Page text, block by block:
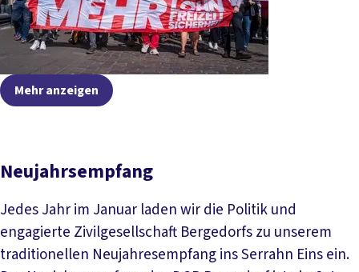
Mehr anzeigen
Neujahrsempfang
Jedes Jahr im Januar laden wir die Politik und
engagierte Zivilgesellschaft Bergedorfs zu unserem
traditionellen Neujahresempfang ins Serrahn Eins ein.